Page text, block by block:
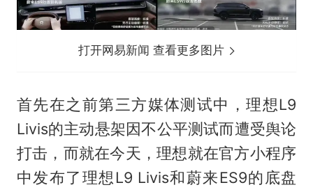
打开网易新闻 查看更多图片
首先在之前第三方媒体测试中，理想L9
Livis的主动悬架因不公平测试而遭受舆论
打击，而就在今天，理想就在官方小程序
中发布了理想L9 Livis和蔚来ES9的底盘